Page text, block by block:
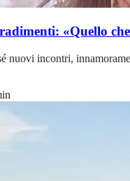
«Quello
nuovi incontri,